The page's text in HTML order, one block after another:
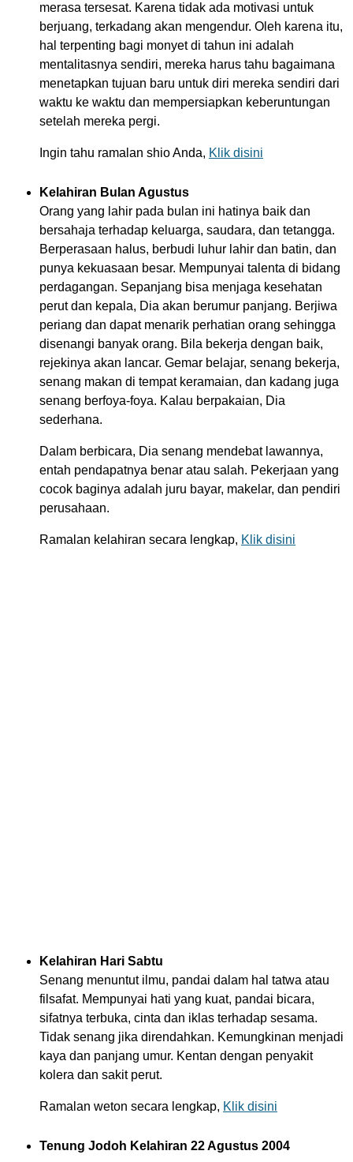
merasa tersesat. Karena tidak ada motivasi untuk
berjuang, terkadang akan mengendur. Oleh karena itu,
hal terpenting bagi monyet di tahun ini adalah
mentalitasnya sendiri, mereka harus tahu bagaimana
menetapkan tujuan baru untuk diri mereka sendiri dari
waktu ke waktu dan mempersiapkan keberuntungan
setelah mereka pergi.
Ingin tahu ramalan shio Anda, Klik disini
Kelahiran Bulan Agustus
Orang yang lahir pada bulan ini hatinya baik dan
bersahaja terhadap keluarga, saudara, dan tetangga.
Berperasaan halus, berbudi luhur lahir dan batin, dan
punya kekuasaan besar. Mempunyai talenta di bidang
perdagangan. Sepanjang bisa menjaga kesehatan
perut dan kepala, Dia akan berumur panjang. Berjiwa
periang dan dapat menarik perhatian orang sehingga
disenangi banyak orang. Bila bekerja dengan baik,
rejekinya akan lancar. Gemar belajar, senang bekerja,
senang makan di tempat keramaian, dan kadang juga
senang berfoya-foya. Kalau berpakaian, Dia
sederhana.
Dalam berbicara, Dia senang mendebat lawannya,
entah pendapatnya benar atau salah. Pekerjaan yang
cocok baginya adalah juru bayar, makelar, dan pendiri
perusahaan.
Ramalan kelahiran secara lengkap, Klik disini
Kelahiran Hari Sabtu
Senang menuntut ilmu, pandai dalam hal tatwa atau
filsafat. Mempunyai hati yang kuat, pandai bicara,
sifatnya terbuka, cinta dan iklas terhadap sesama.
Tidak senang jika direndahkan. Kemungkinan menjadi
kaya dan panjang umur. Kentan dengan penyakit
kolera dan sakit perut.
Ramalan weton secara lengkap, Klik disini
Tenung Jodoh Kelahiran 22 Agustus 2004